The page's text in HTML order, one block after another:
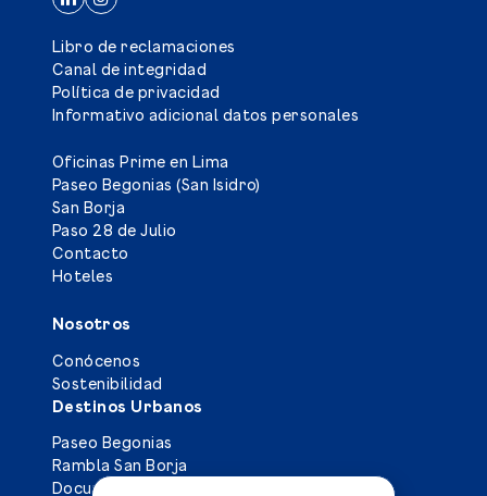
Libro de reclamaciones
Canal de integridad
Política de privacidad
Informativo adicional datos personales
Oficinas Prime en Lima
Paseo Begonias (San Isidro)
San Borja
Paso 28 de Julio
Contacto
Hoteles
Nosotros
Conócenos
Sostenibilidad
Destinos Urbanos
Paseo Begonias
Rambla San Borja
Documentos